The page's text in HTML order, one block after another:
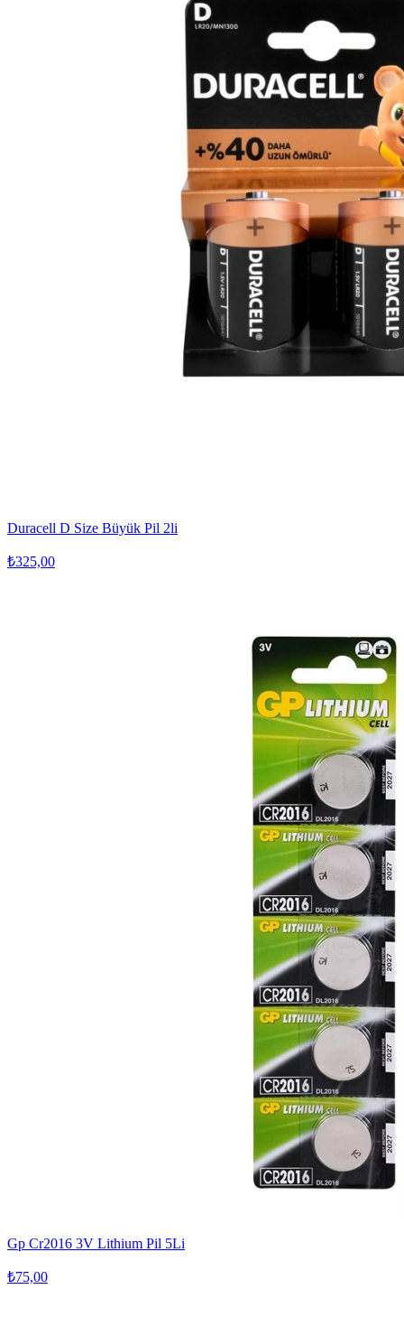
Duracell D Size Büyük Pil 2li
₺325,00
Gp Cr2016 3V Lithium Pil 5Li
₺75,00